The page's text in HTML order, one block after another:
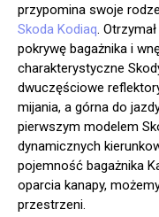
przypomina swoje
Skoda Kodiaq.
pokrywę bagażnika i
charakterystyczne
dwuczęściowe
mijania, a górna do
pierwszym modelem
dynamicznych
pojemność bagażnika
oparcia kanapy,
przestrzeni.